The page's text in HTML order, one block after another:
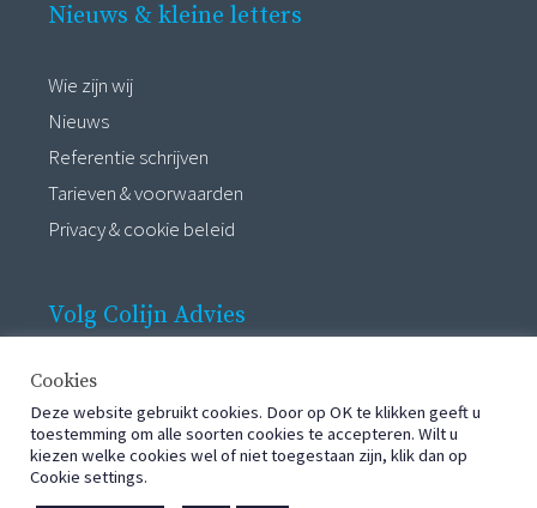
Nieuws & kleine letters
Wie zijn wij
Nieuws
Referentie schrijven
Tarieven & voorwaarden
Privacy & cookie beleid
Volg Colijn Advies
Cookies
Deze website gebruikt cookies. Door op OK te klikken geeft u
toestemming om alle soorten cookies te accepteren. Wilt u
kiezen welke cookies wel of niet toegestaan zijn, klik dan op
Cookie settings.